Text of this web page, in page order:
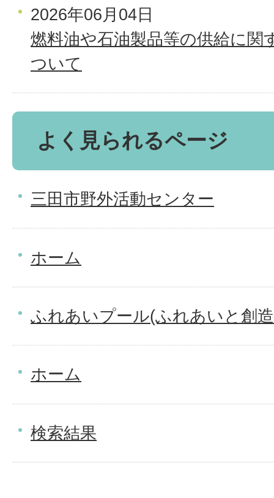
2026年06月04日
燃料油や石油製品等の供給に関
ついて
よく見られるページ
三田市野外活動センター
ホーム
ふれあいプール(ふれあいと創
ホーム
検索結果